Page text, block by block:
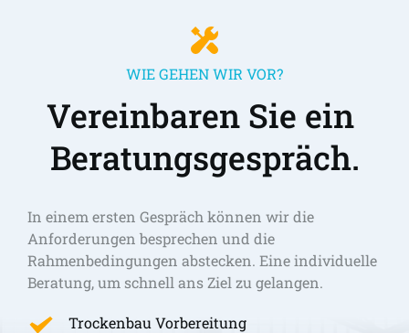
WIE GEHEN WIR VOR?
Vereinbaren Sie ein
Beratungsgespräch.
In einem ersten Gespräch können wir die
Anforderungen besprechen und die
Rahmenbedingungen abstecken. Eine individuelle
Beratung, um schnell ans Ziel zu gelangen.
Trockenbau Vorbereitung